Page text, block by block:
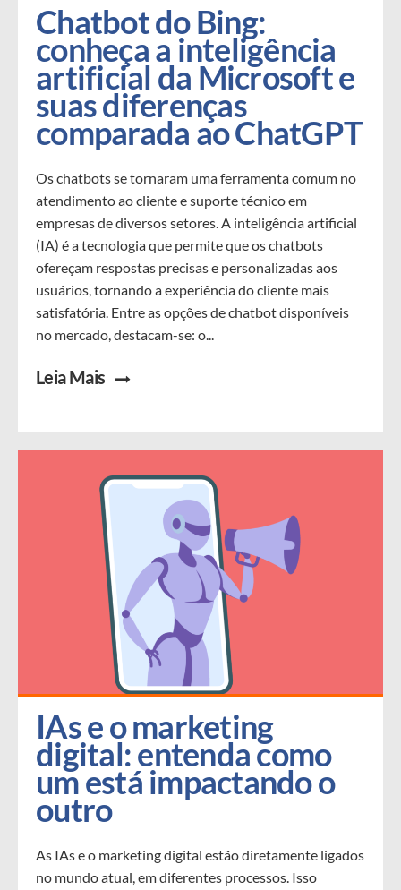
Chatbot do Bing:
conheça a inteligência
artificial da Microsoft e
suas diferenças
comparada ao ChatGPT
Os chatbots se tornaram uma ferramenta comum no
atendimento ao cliente e suporte técnico em
empresas de diversos setores. A inteligência artificial
(IA) é a tecnologia que permite que os chatbots
ofereçam respostas precisas e personalizadas aos
usuários, tornando a experiência do cliente mais
satisfatória. Entre as opções de chatbot disponíveis
no mercado, destacam-se: o...
Leia Mais
IAs e o marketing
digital: entenda como
um está impactando o
outro
As IAs e o marketing digital estão diretamente ligados
no mundo atual, em diferentes processos. Isso